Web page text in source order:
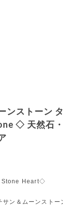
ンストーン
◇ 天然石
Heart◇
ン＆ムーンストー